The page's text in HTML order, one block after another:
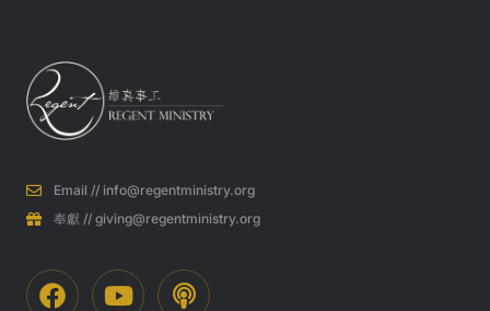
Email // info@regentministry.org
奉獻 // giving@regentministry.org